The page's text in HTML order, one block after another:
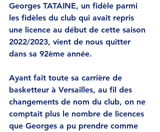
Georges TATAINE, un fidèle parmi
les fidèles du club qui avait repris
une licence au début de cette saison
2022/2023, vient de nous quitter
dans sa 92ème année.
Ayant fait toute sa carrière de
basketteur à Versailles, au fil des
changements de nom du club, on ne
comptait plus le nombre de licences
que Georges a pu prendre comme